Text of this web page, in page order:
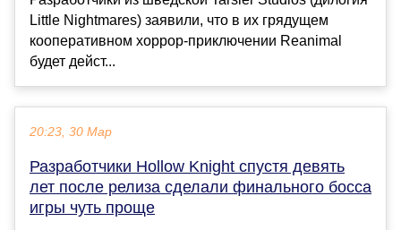
Little Nightmares) заявили, что в их грядущем
кооперативном хоррор-приключении Reanimal
будет дейст...
20:23, 30 Мар
Разработчики Hollow Knight спустя девять
лет после релиза сделали финального босса
игры чуть проще